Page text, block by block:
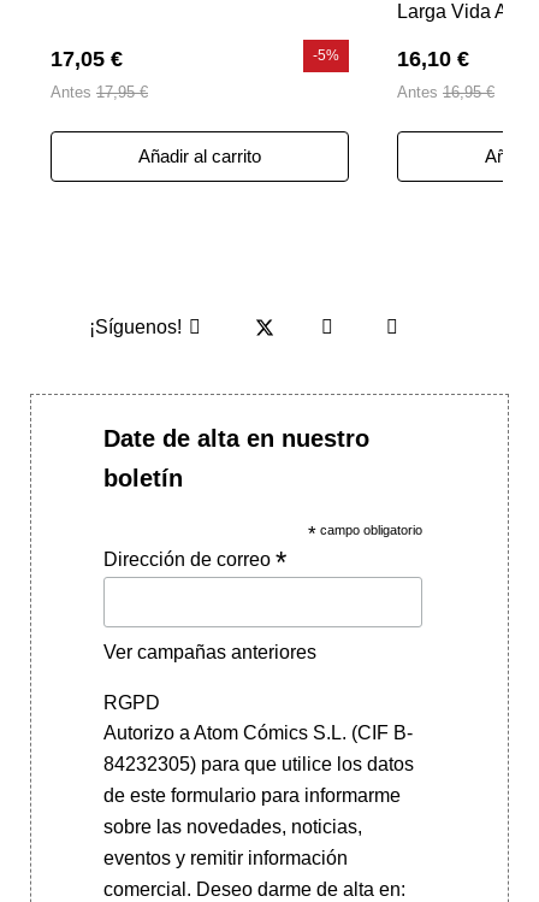
17,05 €
Antes 17,95 €
-5%
Añadir al carrito
Larga Vida A
16,10 €
Antes 16,95 €
¡Síguenos!
Date de alta en nuestro
boletín
* campo obligatorio
Dirección de correo *
Ver campañas anteriores
RGPD
Autorizo a Atom Cómics S.L. (CIF B-
84232305) para que utilice los datos
de este formulario para informarme
sobre las novedades, noticias,
eventos y remitir información
comercial. Deseo darme de alta en: